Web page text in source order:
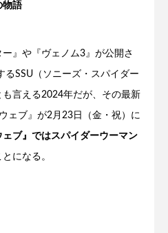
物語
ー』や『ヴェノム3』が公開さ
SSU（ソニーズ・スパイダー
言える2024年だが、その最新
ェブ』が2月23日（金・祝）に
ェブ』ではスパイダーウーマン
になる。